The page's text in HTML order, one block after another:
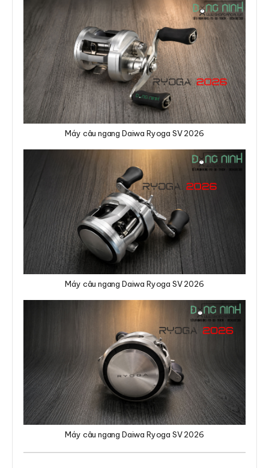
Máy câu ngang Daiwa Ryoga SV 2026
Máy câu ngang Daiwa Ryoga SV 2026
Máy câu ngang Daiwa Ryoga SV 2026